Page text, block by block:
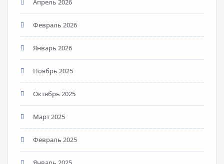
Апрель 2026
Февраль 2026
Январь 2026
Ноябрь 2025
Октябрь 2025
Март 2025
Февраль 2025